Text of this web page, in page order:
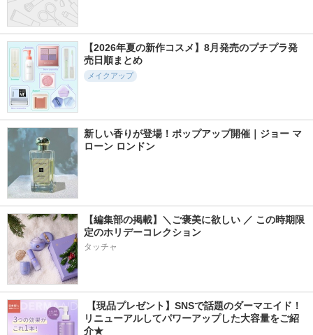
【2026年夏の新作コスメ】8月発売のプチプラ発
売日順まとめ
メイクアップ
新しい香りが登場！ポップアップ開催｜ジョー マ
ローン ロンドン
【編集部の掲載】＼ご褒美に欲しい ／ この時期限
定のホリデーコレクション
タッチャ
【現品プレゼント】SNSで話題のダーマエイド！
リニューアルしてパワーアップした大容量をご紹
介★